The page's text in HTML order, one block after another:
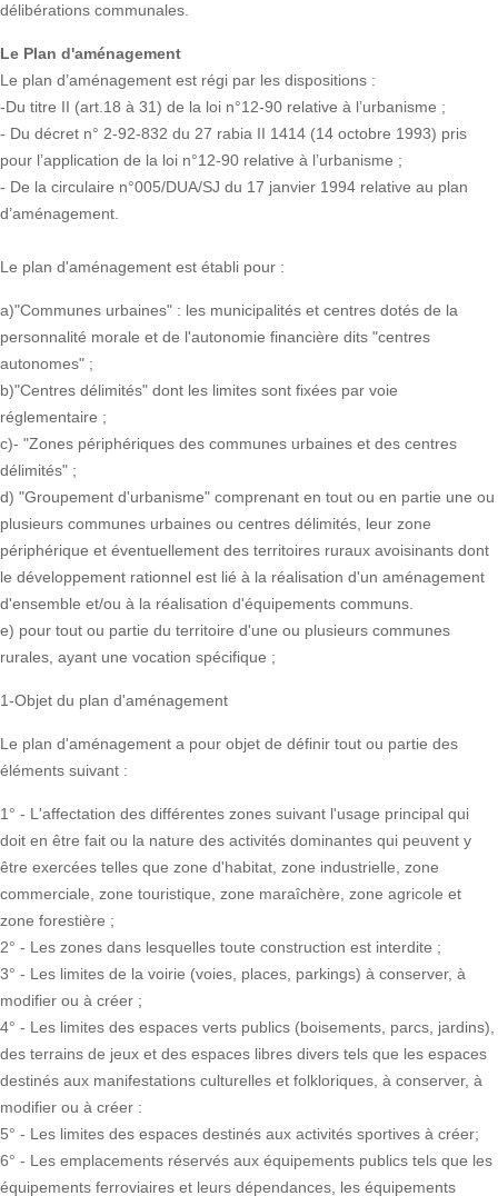
délibérations communales.
Le Plan d'aménagement
Le plan d’aménagement est régi par les dispositions :
-Du titre II (art.18 à 31) de la loi n°12-90 relative à l’urbanisme ;
- Du décret n° 2-92-832 du 27 rabia II 1414 (14 octobre 1993) pris
pour l’application de la loi n°12-90 relative à l’urbanisme ;
- De la circulaire n°005/DUA/SJ du 17 janvier 1994 relative au plan
d’aménagement.
Le plan d'aménagement est établi pour :
a)"Communes urbaines" : les municipalités et centres dotés de la
personnalité morale et de l'autonomie financière dits "centres
autonomes" ;
b)"Centres délimités" dont les limites sont fixées par voie
réglementaire ;
c)- "Zones périphériques des communes urbaines et des centres
délimités" ;
d) "Groupement d'urbanisme" comprenant en tout ou en partie une ou
plusieurs communes urbaines ou centres délimités, leur zone
périphérique et éventuellement des territoires ruraux avoisinants dont
le développement rationnel est lié à la réalisation d'un aménagement
d'ensemble et/ou à la réalisation d'équipements communs.
e) pour tout ou partie du territoire d'une ou plusieurs communes
rurales, ayant une vocation spécifique ;
1-Objet du plan d'aménagement
Le plan d'aménagement a pour objet de définir tout ou partie des
éléments suivant :
1° - L'affectation des différentes zones suivant l'usage principal qui
doit en être fait ou la nature des activités dominantes qui peuvent y
être exercées telles que zone d'habitat, zone industrielle, zone
commerciale, zone touristique, zone maraîchère, zone agricole et
zone forestière ;
2° - Les zones dans lesquelles toute construction est interdite ;
3° - Les limites de la voirie (voies, places, parkings) à conserver, à
modifier ou à créer ;
4° - Les limites des espaces verts publics (boisements, parcs, jardins),
des terrains de jeux et des espaces libres divers tels que les espaces
destinés aux manifestations culturelles et folkloriques, à conserver, à
modifier ou à créer :
5° - Les limites des espaces destinés aux activités sportives à créer;
6° - Les emplacements réservés aux équipements publics tels que les
équipements ferroviaires et leurs dépendances, les équipements